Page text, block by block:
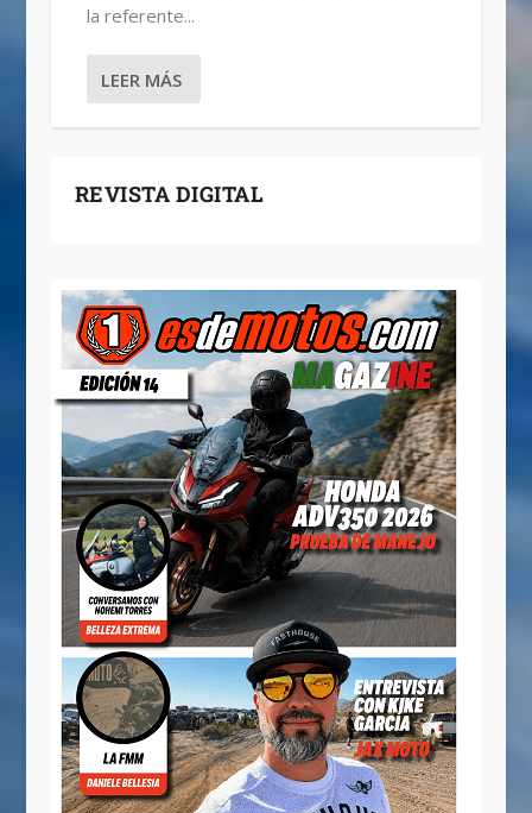
la referente...
LEER MÁS
REVISTA DIGITAL